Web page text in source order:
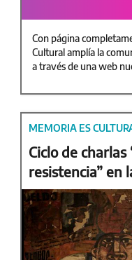
Con página
Cultural amplía la
a través de una web
MEMORIA ES
Ciclo de
resistencia” en